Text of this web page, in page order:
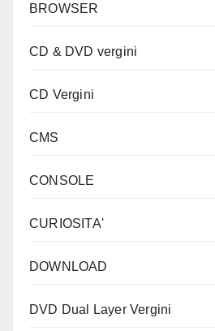
BROWSER
CD & DVD vergini
CD Vergini
CMS
CONSOLE
CURIOSITA'
DOWNLOAD
DVD Dual Layer Vergini